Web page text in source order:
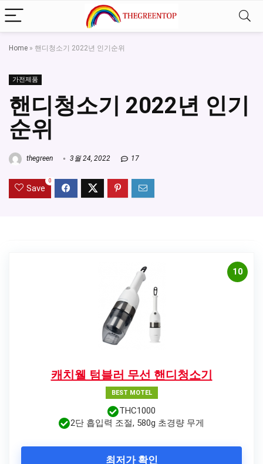
Home » 핸디청소기 2022년 인기순위
가전제품
핸디청소기 2022년 인기
순위
thegreen 3월 24, 2022 17
Save
0
10
캐치웰 텀블러 무선 핸디청소기
BEST MOTEL
THC1000
2단 흡입력 조절, 580g 초경량 무게
최저가 확인